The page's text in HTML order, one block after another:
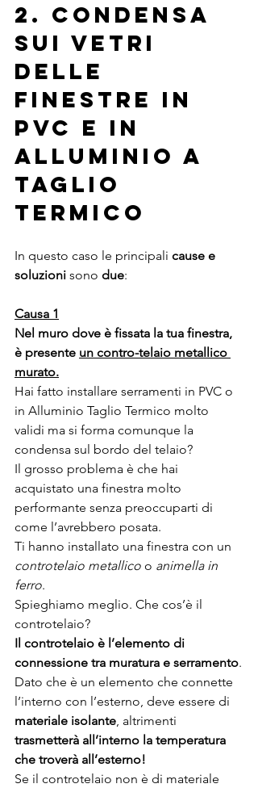
2. Condensa
sui vetri
delle
Finestre in
PVC e in
Alluminio a
Taglio
Termico
In questo caso le principali cause e
soluzioni sono due:
Causa 1
Nel muro dove è fissata la tua finestra,
è presente un contro-telaio metallico
murato.
Hai fatto installare serramenti in PVC o
in Alluminio Taglio Termico molto
validi ma si forma comunque la
condensa sul bordo del telaio?
Il grosso problema è che hai
acquistato una finestra molto
performante senza preoccuparti di
come l’avrebbero posata.
Ti hanno installato una finestra con un
controtelaio metallico o animella in
ferro.
Spieghiamo meglio. Che cos’è il
controtelaio?
Il controtelaio è l’elemento di
connessione tra muratura e serramento.
Dato che è un elemento che connette
l’interno con l’esterno, deve essere di
materiale isolante, altrimenti
trasmetterà all’interno la temperatura
che troverà all’esterno!
Se il controtelaio non è di materiale